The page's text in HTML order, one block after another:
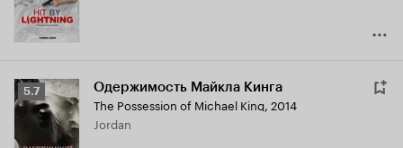
Рейтинг
Кинопоиска
5.7 Одержимость Майкла Кинга
The Possession of Michael King, 2014
Jordan